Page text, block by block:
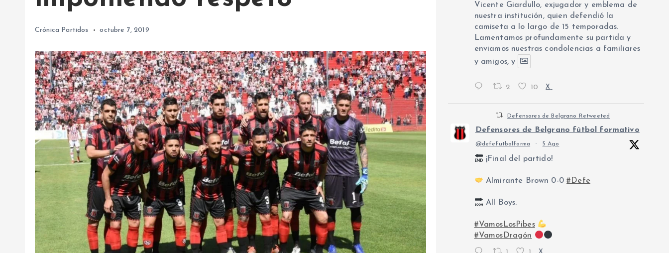
Crónica Partidos octubre 7, 2019
Vicente Giardullo, exjugador y emblema de
nuestra institución, quien defendió la
camiseta a lo largo de 15 temporadas.
Lamentamos profundamente su partida y
enviamos nuestras condolencias a familiares
y amigos, y
2 10 X
Defensores de Belgrano Retweeted
Defensores de Belgrano fútbol formativo
@defefutbolforma · 5 Ago
¡Final del partido!
Almirante Brown 0-0#Defe
All Boys.
#VamosLosPibes
#VamosDragón